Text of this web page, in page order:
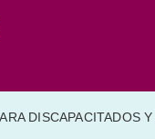
DISCAPACITADOS